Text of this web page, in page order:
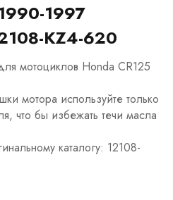
1997
KZ4-620
мотоциклов Honda CR125
мотора используйте только
что бы избежать течи масла
каталогу: 12108-